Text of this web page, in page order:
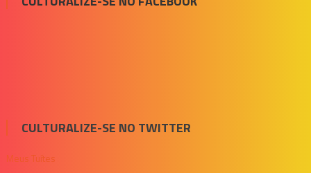
CULTURALIZE-SE NO TWITTER
Meus Tuítes